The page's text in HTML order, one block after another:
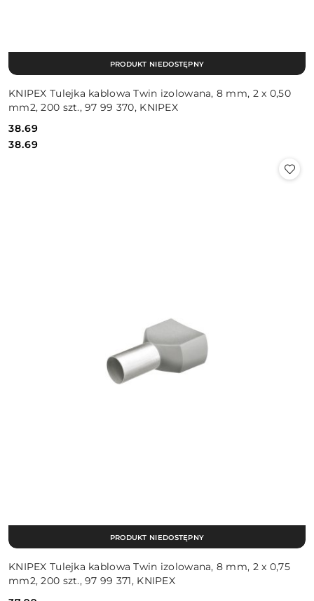
KNIPEX Tulejka kablowa Twin izolowana, 8 mm, 2 x 0,50
mm2, 200 szt., 97 99 370, KNIPEX
Cena:
38.69
Cena:
38.69
PRODUKT NIEDOSTĘPNY
KNIPEX Tulejka kablowa Twin izolowana, 8 mm, 2 x 0,75
mm2, 200 szt., 97 99 371, KNIPEX
PRODUKT NIEDOSTĘPNY